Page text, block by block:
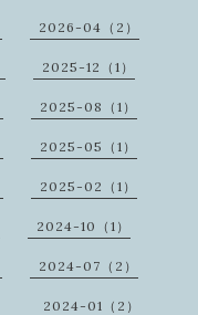
2026-04（2）
2025-12（1）
2025-08（1）
2025-05（1）
2025-02（1）
2024-10（1）
2024-07（2）
2024-01（2）